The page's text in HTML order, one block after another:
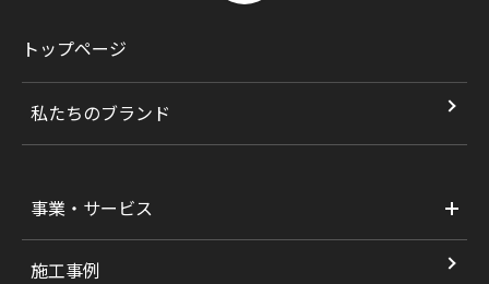
トップページ
私たちのブランド
事業・サービス
施工事例